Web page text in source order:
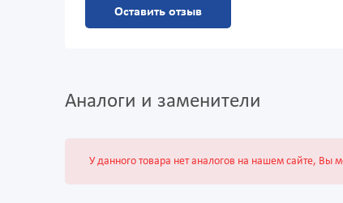
Оставить отзыв
Аналоги и заменители
У данного товара нет аналогов на нашем сайте, Вы